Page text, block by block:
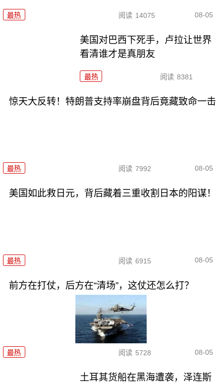
最热 阅读 14075 08-05
美国对巴西下死手，卢拉让世界
看清谁才是真朋友
最热 阅读 8381
惊天大反转！特朗普支持率崩盘背后竟藏致命一击
最热 阅读 7992 08-05
美国如此救日元，背后藏着三重收割日本的阳谋！
最热 阅读 6915 08-05
前方在打仗，后方在“清场”，这仗还怎么打？
最热 阅读 5728 08-05
土耳其货船在黑海遭袭，泽连斯